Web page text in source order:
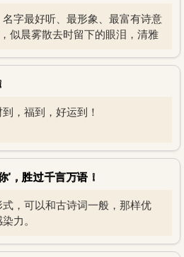
字最好听、最形象、最富有诗意
似晨雾散去时留下的眼泪，清雅
，福到，好运到！
’，胜过千言万语！
，可以和古诗词一般，那样优
力。